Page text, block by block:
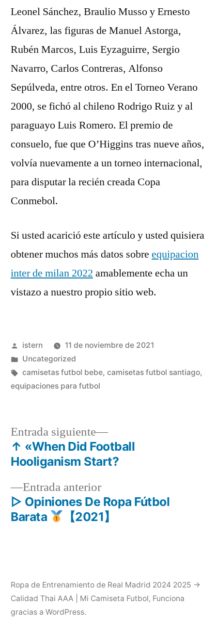
Leonel Sánchez, Braulio Musso y Ernesto
Álvarez, las figuras de Manuel Astorga,
Rubén Marcos, Luis Eyzaguirre, Sergio
Navarro, Carlos Contreras, Alfonso
Sepúlveda, entre otros. En el Torneo Verano
2000, se fichó al chileno Rodrigo Ruiz y al
paraguayo Luis Romero. El premio de
consuelo, fue que O’Higgins tras nueve años,
volvía nuevamente a un torneo internacional,
para disputar la recién creada Copa
Conmebol.
Si usted acarició este artículo y usted quisiera
obtener muchos más datos sobre equipacion
inter de milan 2022 amablemente echa un
vistazo a nuestro propio sitio web.
Publicado
por
istern
11 de noviembre de 2021
Publicado
en
Uncategorized
Etiquetas:
camisetas futbol bebe, camisetas futbol santiago,
equipaciones para futbol
Navegación
entradas
Entrada anteriorEntrada
anterior:
▷ Opiniones De Ropa Fútbol
Barata
【2021】
Entrada siguiente
Entrada
siguiente:
↑ «When Did Football
Hooliganism Start?
Ropa de Entrenamiento de Real Madrid 2024 2025 →
Calidad Thai AAA | Mi Camiseta Futbol, Funciona
gracias a WordPress.